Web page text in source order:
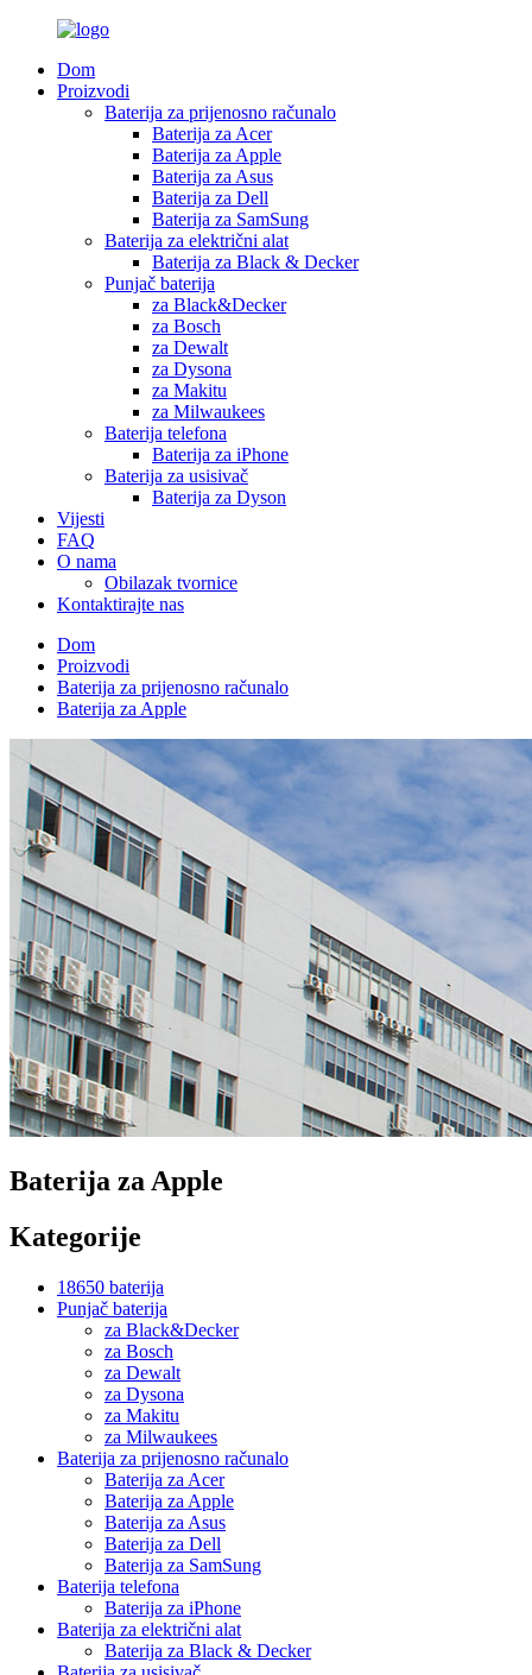
Dom
Proizvodi
Baterija za prijenosno računalo
Baterija za Acer
Baterija za Apple
Baterija za Asus
Baterija za Dell
Baterija za SamSung
Baterija za električni alat
Baterija za Black & Decker
Punjač baterija
za Black&Decker
za Bosch
za Dewalt
za Dysona
za Makitu
za Milwaukees
Baterija telefona
Baterija za iPhone
Baterija za usisivač
Baterija za Dyson
Vijesti
FAQ
O nama
Obilazak tvornice
Kontaktirajte nas
Dom
Proizvodi
Baterija za prijenosno računalo
Baterija za Apple
Baterija za Apple
Kategorije
18650 baterija
Punjač baterija
za Black&Decker
za Bosch
za Dewalt
za Dysona
za Makitu
za Milwaukees
Baterija za prijenosno računalo
Baterija za Acer
Baterija za Apple
Baterija za Asus
Baterija za Dell
Baterija za SamSung
Baterija telefona
Baterija za iPhone
Baterija za električni alat
Baterija za Black & Decker